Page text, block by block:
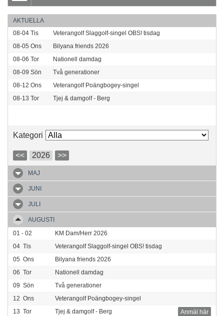
AKTUELLA
08-04 Tis
Veterangolf Slaggolf-singel OBS! tisdag
08-05 Ons
Bilyana friends 2026
08-06 Tor
Nationell damdag
08-09 Sön
Två generationer
08-12 Ons
Veterangolf Poängbogey-singel
08-13 Tor Tjej & damgolf - Berg
Kategori
<< 2026 >>
MAJ
JUNI
JULI
AUGUSTI
01 - 02
KM Dam/Herr 2026
04 Tis
Veterangolf Slaggolf-singel OBS! tisdag
05 Ons
Bilyana friends 2026
06 Tor
Nationell damdag
09 Sön
Två generationer
12 Ons
Veterangolf Poängbogey-singel
13 Tor Anmäl här
Tjej & damgolf - Berg